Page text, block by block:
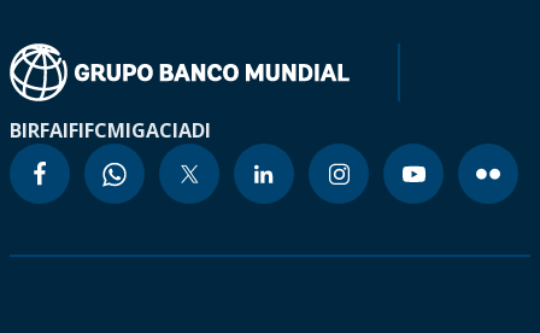
BIRFAIFIFCMIGACIADI